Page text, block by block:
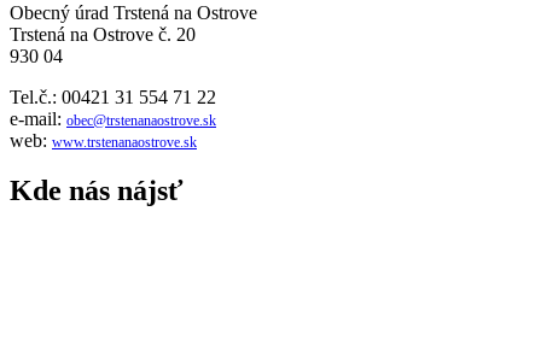
Obecný úrad Trstená na Ostrove
Trstená na Ostrove č. 20
930 04
Tel.č.: 00421 31 554 71 22
e-mail: obec@trstenanaostrove.sk
web: www.trstenanaostrove.sk
Kde nás nájsť